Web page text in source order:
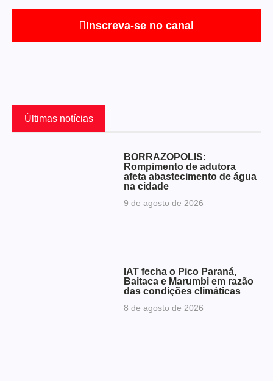
Inscreva-se no canal
Últimas notícias
BORRAZÓPOLIS:
Rompimento de adutora
afeta abastecimento de água
na cidade
9 de agosto de 2026
IAT fecha o Pico Paraná,
Baitaca e Marumbi em razão
das condições climáticas
8 de agosto de 2026